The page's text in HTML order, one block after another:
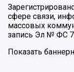
сфере связи,
массовых
запись Эл № ФС
Показать